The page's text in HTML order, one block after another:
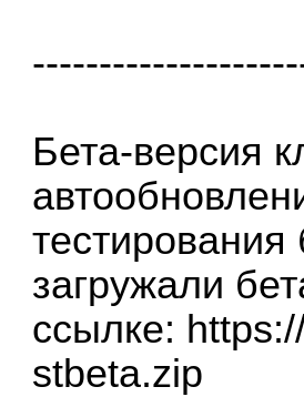
Бета-версия
загружали
ссылке:
stbeta.zip